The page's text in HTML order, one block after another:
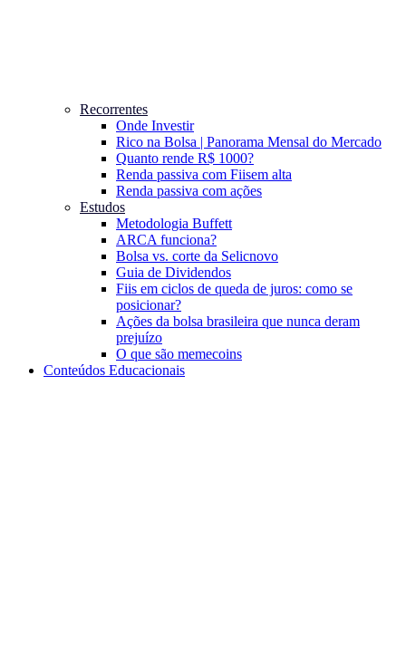
Recorrentes
Onde Investir
Rico na Bolsa | Panorama Mensal do Mercado
Quanto rende R$ 1000?
Renda passiva com Fiisem alta
Renda passiva com ações
Estudos
Metodologia Buffett
ARCA funciona?
Bolsa vs. corte da Selicnovo
Guia de Dividendos
Fiis em ciclos de queda de juros: como se
posicionar?
Ações da bolsa brasileira que nunca deram
prejuízo
O que são memecoins
Conteúdos Educacionais